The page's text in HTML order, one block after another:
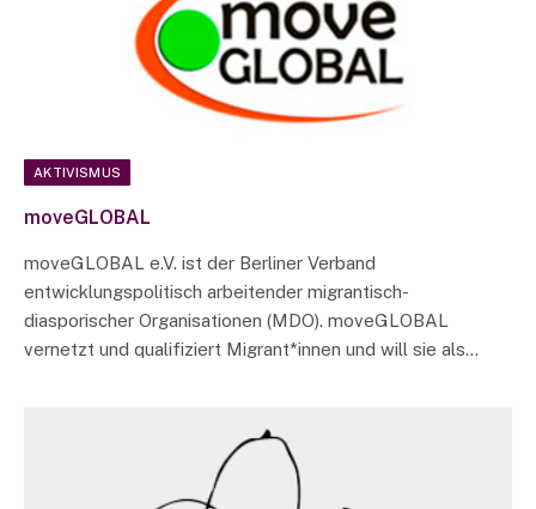
AKTIVISMUS
moveGLOBAL
moveGLOBAL e.V. ist der Berliner Verband
entwicklungspolitisch arbeitender migrantisch-
diasporischer Organisationen (MDO). moveGLOBAL
vernetzt und qualifiziert Migrant*innen und will sie als…